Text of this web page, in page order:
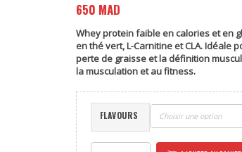
650 MAD
Whey protein faible en calories et en
en thé vert, L-Carnitine et CLA. Idéale
perte de graisse et la définition
la musculation et au fitness.
FLAVOURS
quantité